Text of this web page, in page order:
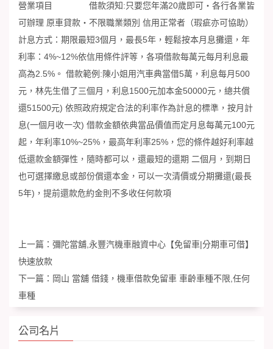
營業項目 借款須知:只要您年滿20歲即可‧各行各業皆
可辦理 原車貸款‧不限職業類別 信用正常者（瑕疵亦可協助）
計息方式：期限最短3個月，最長5年，輕鬆按本月息攤還，年
利率：4%~12%依信用條件評等，各項借款每萬元每月利息最
高為2.5%。 借款範例:陳小姐用汽車典當借5萬，利息每月500
元，林先生借了三個月，利息1500元加本金50000元，總共償
還51500元) 依照政府規定合法的利率作為計息的標準，按月計
息(一個月收一次) 借款金額依典當品價值而定月息每萬元100元
起，年利率10%~25%，最高年利率25%，您的條件越好利率越
低還款金額彈性，隨時都可以，還最短的還期 二個月，到期日
也可選擇繳息或部份償還本金，可以一次清價或分期攤還(最長
5年)，提前還款危約金則不多收任何款項
上一篇： 彌陀當舖,永豐汽機車融資中心【免留車|分期車可借】
快速放款
下一篇： 岡山 當舖 借錢，機車借款免留車 車齡車種不限,任何
車種
公司名片